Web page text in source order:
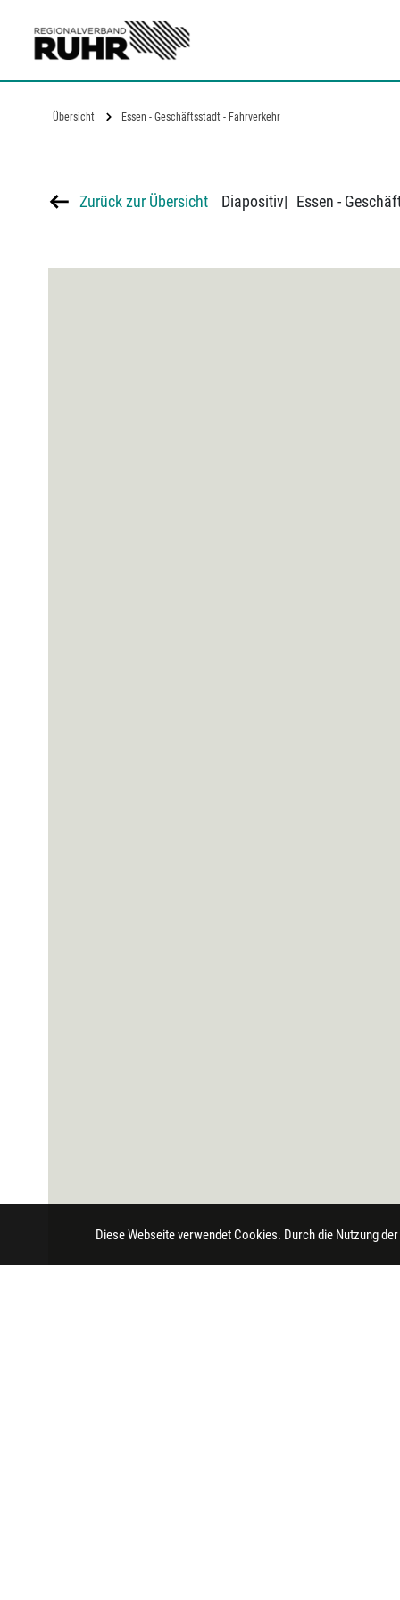
Übersicht Essen - Geschäftsstadt - Fahrverkehr
Zurück zur Übersicht Diapositiv| Essen -
Diese Webseite verwendet Cookies. Durch die Nutzung